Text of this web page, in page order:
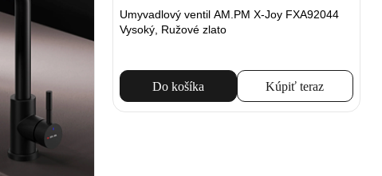
Umyvadlový ventil AM.PM X-Joy FXA92044
Vysoký, Ružové zlato
Do košíka Kúpiť teraz